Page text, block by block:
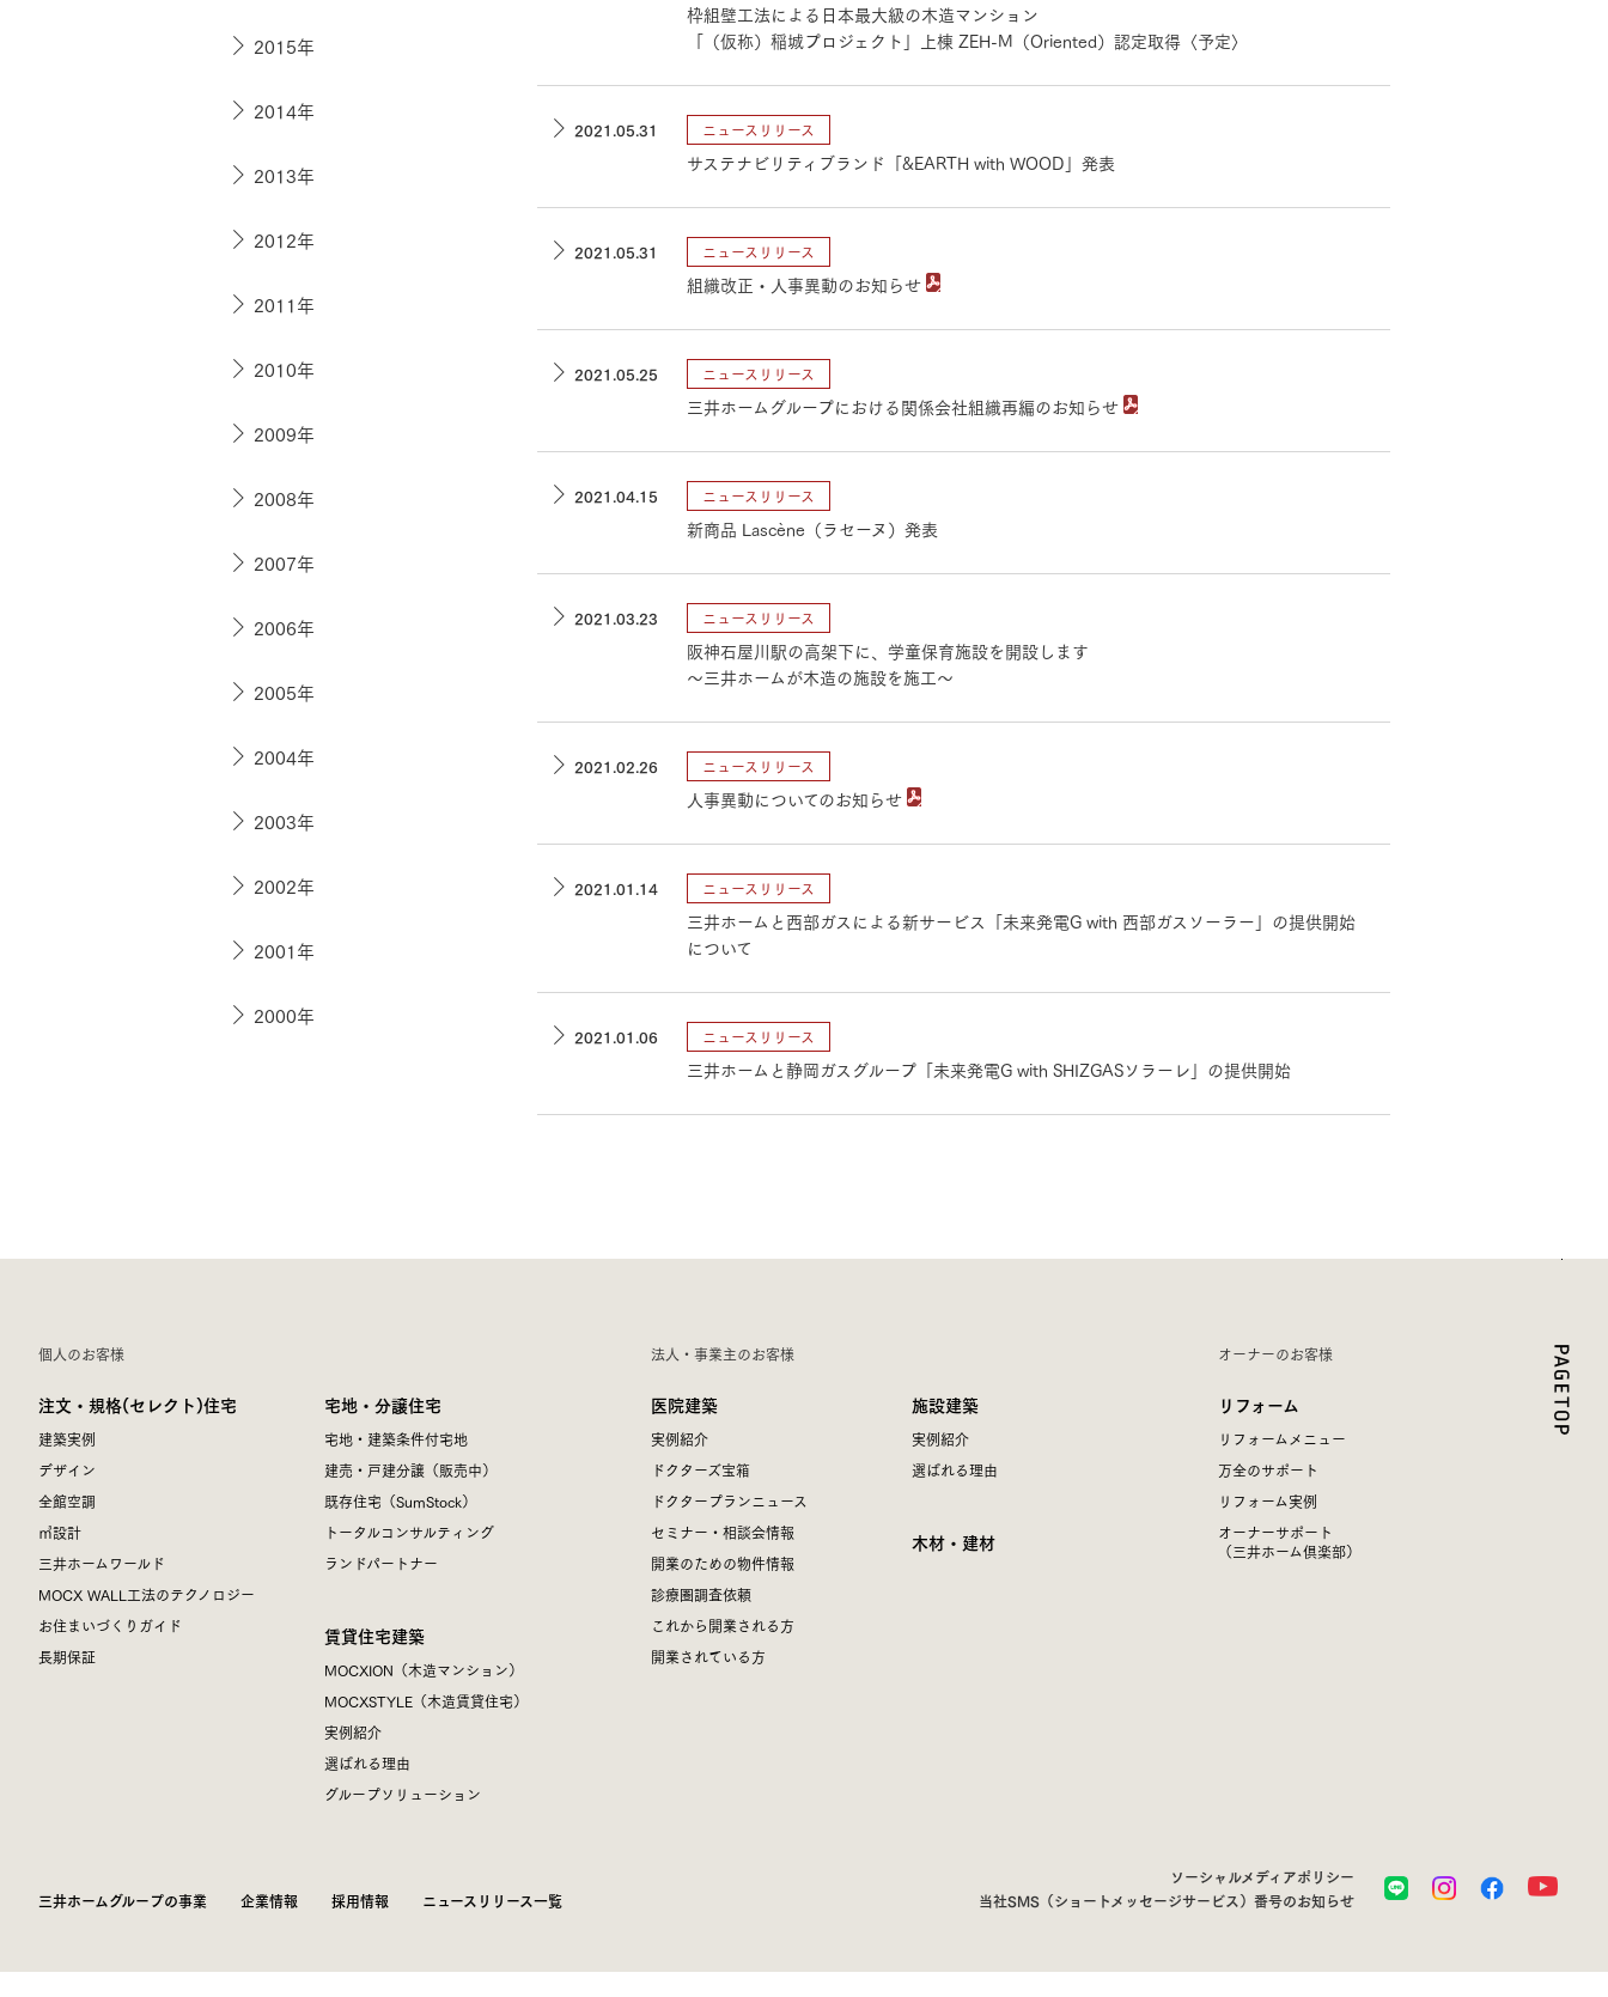
共働き家族
店舗併用住宅 多世帯住宅
カタログ請求 イベント情報 ご相談デスク
枠組壁工法による日本最大級の木造マンション
「（仮称）稲城プロジェクト」上棟 ZEH-M（Oriented）認定取得〈予定〉
2021.05.31 ニュースリリース
サステナビリティブランド「&EARTH with WOOD」発表
2021.05.31 ニュースリリース
組織改正・人事異動のお知らせ
2021.05.25 ニュースリリース
三井ホームグループにおける関係会社組織再編のお知らせ
2021.04.15 ニュースリリース
新商品 Lascène（ラセーヌ）発表
2021.03.23 ニュースリリース
阪神石屋川駅の高架下に、学童保育施設を開設します
～三井ホームが木造の施設を施工～
2021.02.26 ニュースリリース
人事異動についてのお知らせ
2021.01.14 ニュースリリース
三井ホームと西部ガスによる新サービス「未来発電G with 西部ガスソーラー」の提供開始
について
2021.01.06 ニュースリリース
三井ホームと静岡ガスグループ「未来発電G with SHIZGASソラーレ」の提供開始
2015年
2014年
2013年
2012年
2011年
2010年
2009年
2008年
2007年
2006年
2005年
2004年
2003年
2002年
2001年
2000年
個人のお客様
注文・規格(セレクト)住宅
建築実例
デザイン
全館空調
㎥設計
三井ホームワールド
MOCX WALL工法のテクノロジー
お住まいづくりガイド
長期保証
宅地・分譲住宅
宅地・建築条件付宅地
建売・戸建分譲（販売中）
既存住宅（SumStock）
トータルコンサルティング
ランドパートナー
賃貸住宅建築
MOCXION（木造マンション）
MOCXSTYLE（木造賃貸住宅）
実例紹介
選ばれる理由
グループソリューション
法人・事業主のお客様
医院建築
実例紹介
ドクターズ宝箱
ドクタープランニュース
セミナー・相談会情報
開業のための物件情報
診療圏調査依頼
これから開業される方
開業されている方
施設建築
実例紹介
選ばれる理由
木材・建材
オーナーのお客様
リフォーム
リフォームメニュー
万全のサポート
リフォーム実例
オーナーサポート
（三井ホーム倶楽部）
三井ホームグループの事業 企業情報 採用情報 ニュースリリース一覧
ソーシャルメディアポリシー
当社SMS（ショートメッセージサービス）番号のお知らせ